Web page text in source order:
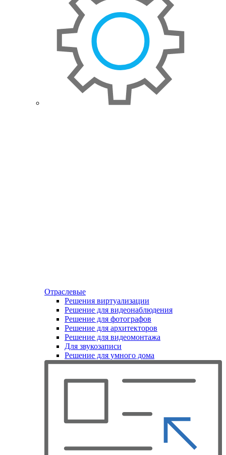
Отраслевые
Решения виртуализации
Решение для видеонаблюдения
Решение для фотографов
Решение для архитекторов
Решение для видеомонтажа
Для звукозаписи
Решение для умного дома